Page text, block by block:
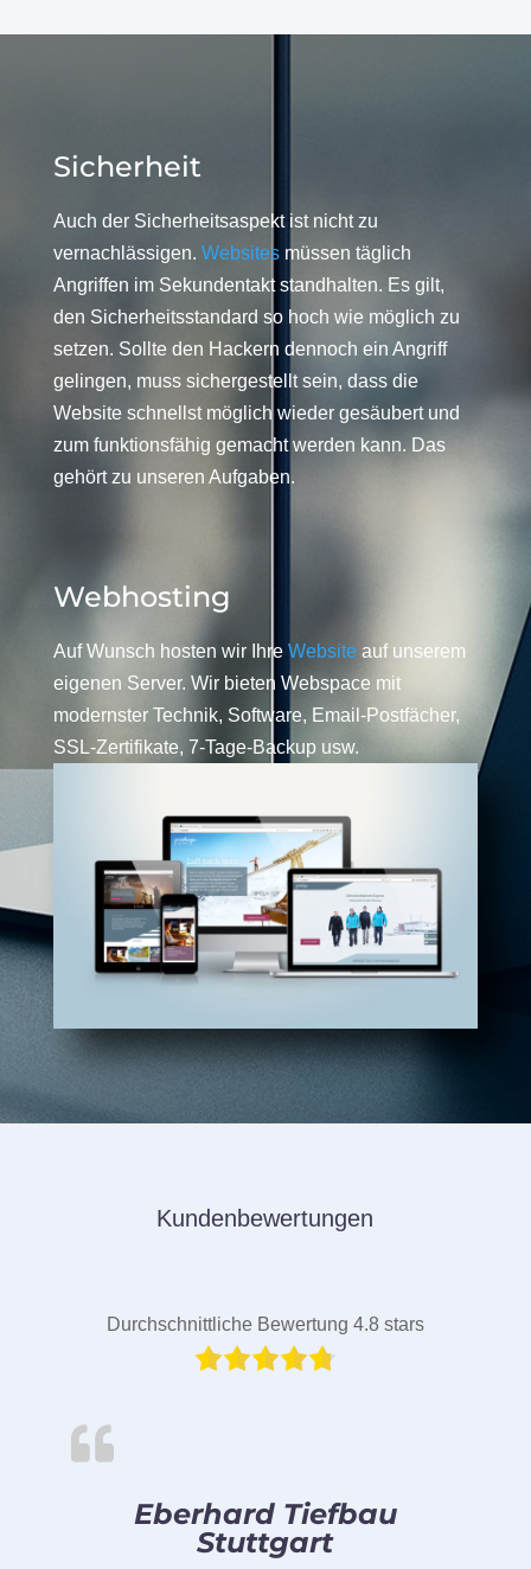
Sicherheit
Auch der Sicherheitsaspekt ist nicht zu
vernachlässigen. Websitesmüssen täglich
Angriffen im Sekundentakt standhalten. Es gilt,
den Sicherheitsstandard so hoch wie möglich zu
setzen. Sollte den Hackern dennoch ein Angriff
gelingen, muss sichergestellt sein, dass die
Website schnellst möglich wieder gesäubert und
zum funktionsfähig gemacht werden kann. Das
gehört zu unseren Aufgaben.
Webhosting
Auf Wunsch hosten wir Ihre Website auf unserem
eigenen Server. Wir bieten Webspace mit
modernster Technik, Software, Email-Postfächer,
SSL-Zertifikate, 7-Tage-Backup usw.
Kundenbewertungen
Durchschnittliche Bewertung 4.8 stars
Eberhard Tiefbau
Stuttgart